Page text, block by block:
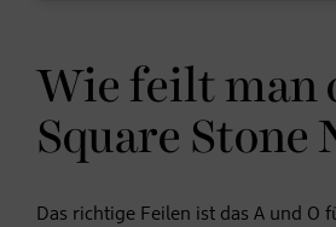
Wie feilt man
Square Stone
Das richtige Feilen ist das A und O